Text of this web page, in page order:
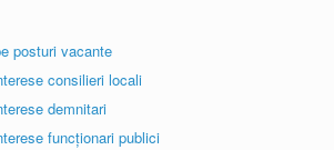
posturi vacante
consilieri locali
demnitari
funcționari publici